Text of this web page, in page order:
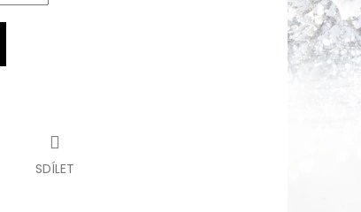
SDÍLET